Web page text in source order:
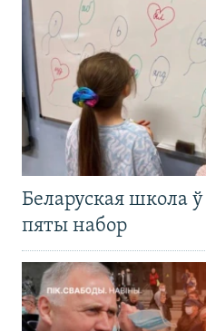
Беларуская школа
пяты набор